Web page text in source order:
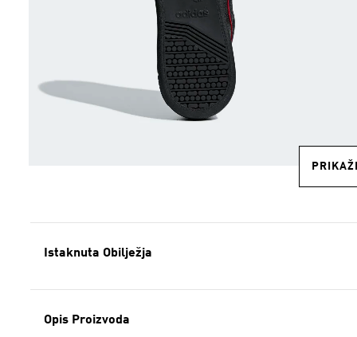
Istaknuta Obilježja
Opis Proizvoda